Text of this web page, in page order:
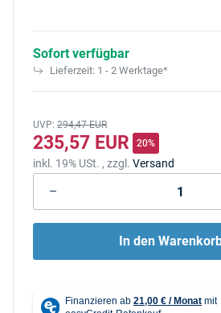
Sofort verfügbar
Lieferzeit: 1 - 2 Werktage*
UVP: 294,47 EUR
235,57 EUR 20%
inkl. 19% USt. , zzgl. Versand
In den